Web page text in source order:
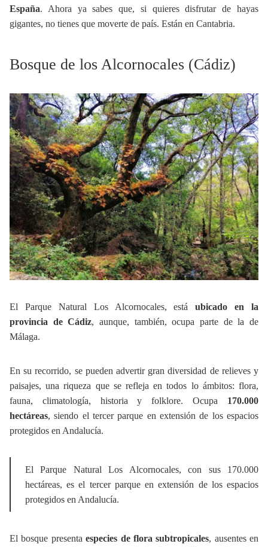
España. Ahora ya sabes que, si quieres disfrutar de hayas
gigantes, no tienes que moverte de país. Están en Cantabria.
Bosque de los Alcornocales (Cádiz)
El Parque Natural Los Alcornocales, estáubicado en la
provincia de Cádiz, aunque, también, ocupa parte de la de
Málaga.
En su recorrido, se pueden advertir gran diversidad de relieves y
paisajes, una riqueza que se refleja en todos lo ámbitos: flora,
fauna, climatología, historia y folklore. Ocupa 170.000
hectáreas, siendo el tercer parque en extensión de los espacios
protegidos en Andalucía.
El Parque Natural Los Alcornocales, con sus 170.000
hectáreas, es el tercer parque en extensión de los espacios
protegidos en Andalucía.
El bosque presentaespecies de flora subtropicales, ausentes en